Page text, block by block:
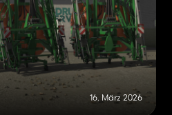
16. März 2026